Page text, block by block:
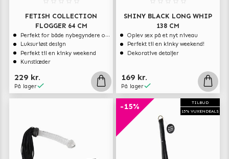
FETISH COLLECTION
FLOGGER 64 CM
Perfekt for både nybegyndere og erfarne brugere
Luksuriøst design
Perfekt til en kinky weekend
Kunstlæder
229 kr.
På lager
SHINY BLACK LONG WHIP
138 CM
Oplev sex på et nyt niveau
Perfekt til en kinky weekend!
Dekorative detaljer
169 kr.
På lager
TILBUD
15% VUXENDEALS
-15%